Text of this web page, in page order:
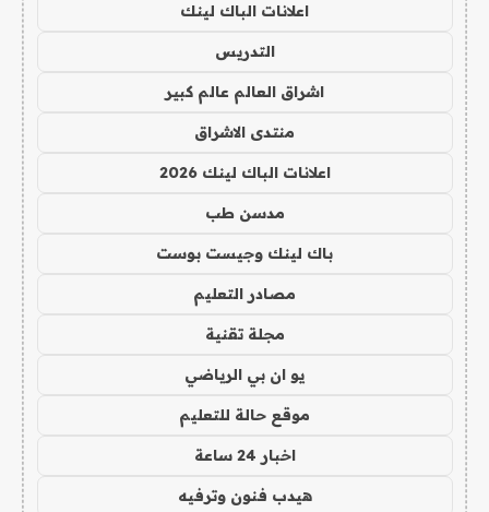
اعلانات الباك لينك
التدريس
اشراق العالم عالم كبير
منتدى الاشراق
اعلانات الباك لينك 2026
مدسن طب
باك لينك وجيست بوست
مصادر التعليم
مجلة تقنية
يو ان بي الرياضي
موقع حالة للتعليم
اخبار 24 ساعة
هيدب فنون وترفيه